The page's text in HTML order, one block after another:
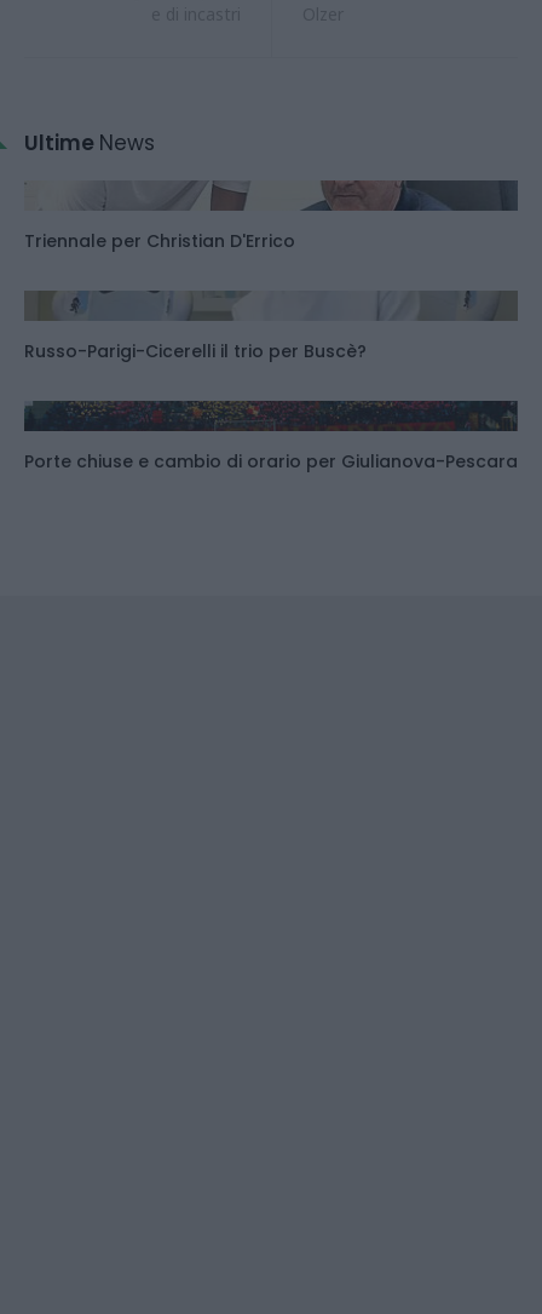
Ultime News
Triennale per Christian D'Errico
Russo-Parigi-Cicerelli il trio per Buscè?
Porte chiuse e cambio di orario per Giulianova-Pescara